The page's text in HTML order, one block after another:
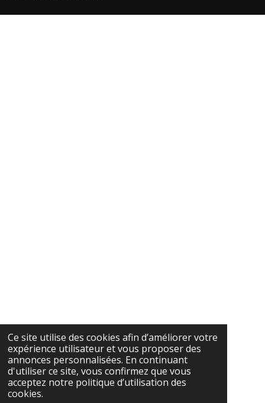
Ce site utilise des cookies afin d’améliorer votre
expérience utilisateur et vous proposer des
annonces personnalisées. En continuant
d'utiliser ce site, vous confirmez que vous
acceptez notre politique d’utilisation des
cookies.